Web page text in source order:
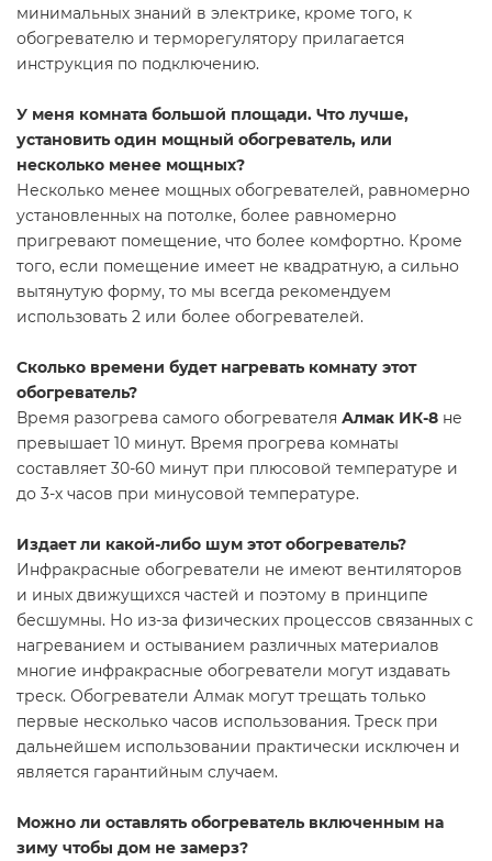
минимальных знаний в электрике, кроме того, к
обогревателю и терморегулятору прилагается
инструкция по подключению.
У меня комната большой площади. Что лучше,
установить один мощный обогреватель, или
несколько менее мощных?
Несколько менее мощных обогревателей, равномерно
установленных на потолке, более равномерно
пригревают помещение, что более комфортно. Кроме
того, если помещение имеет не квадратную, а сильно
вытянутую форму, то мы всегда рекомендуем
использовать 2 или более обогревателей.
Сколько времени будет нагревать комнату этот
обогреватель?
Время разогрева самого обогревателя Алмак ИК-8 не
превышает 10 минут. Время прогрева комнаты
составляет 30-60 минут при плюсовой температуре и
до 3-х часов при минусовой температуре.
Издает ли какой-либо шум этот обогреватель?
Инфракрасные обогреватели не имеют вентиляторов
и иных движущихся частей и поэтому в принципе
бесшумны. Но из-за физических процессов связанных с
нагреванием и остыванием различных материалов
многие инфракрасные обогреватели могут издавать
треск. Обогреватели Алмак могут трещать только
первые несколько часов использования. Треск при
дальнейшем использовании практически исключен и
является гарантийным случаем.
Можно ли оставлять обогреватель включенным на
зиму чтобы дом не замерз?